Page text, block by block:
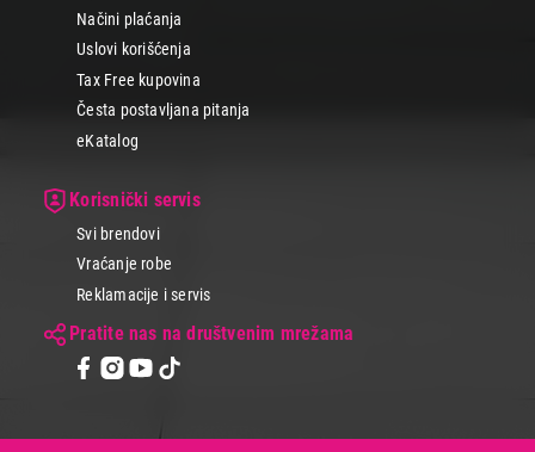
Načini plaćanja
Uslovi korišćenja
Tax Free kupovina
Česta postavljana pitanja
eKatalog
Korisnički servis
Svi brendovi
Vraćanje robe
Reklamacije i servis
Pratite nas na društvenim mrežama